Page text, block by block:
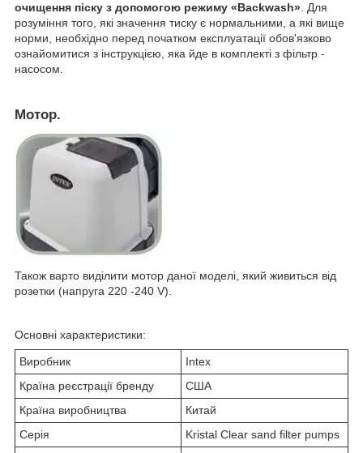
очищення піску з допомогою режиму «Backwash» . Для
розуміння того, які значення тиску є нормальними, а які вище
норми, необхідно перед початком експлуатації обов'язково
ознайомитися з інструкцією, яка йде в комплекті з фільтр -
насосом.
Мотор.
Також варто виділити мотор даної моделі, який живиться від
розетки (напруга 220 -240 V).
Основні характеристики:
Виробник
Intex
Країна реєстрації бренду
США
Країна виробництва
Китай
Серія
Kristal Clear sand filter pumps